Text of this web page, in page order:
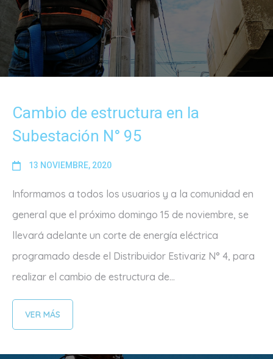
Cambio de estructura en la
Subestación N° 95
13 NOVIEMBRE, 2020
Informamos a todos los usuarios y a la comunidad en
general que el próximo domingo 15 de noviembre, se
llevará adelante un corte de energía eléctrica
programado desde el Distribuidor Estivariz N° 4, para
realizar el cambio de estructura de...
VER MÁS